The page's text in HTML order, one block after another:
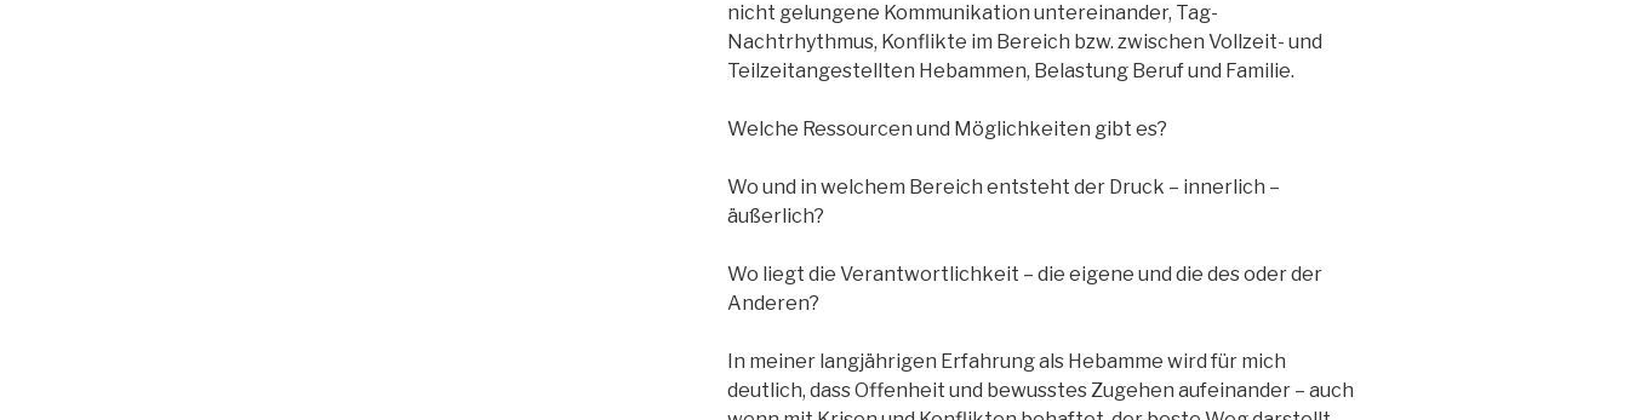
nicht gelungene Kommunikation untereinander, Tag-
Nachtrhythmus, Konflikte im Bereich bzw. zwischen Vollzeit- und
Teilzeitangestellten Hebammen, Belastung Beruf und Familie.
Welche Ressourcen und Möglichkeiten gibt es?
Wo und in welchem Bereich entsteht der Druck – innerlich –
äußerlich?
Wo liegt die Verantwortlichkeit – die eigene und die des oder der
Anderen?
In meiner langjährigen Erfahrung als Hebamme wird für mich
deutlich, dass Offenheit und bewusstes Zugehen aufeinander – auch